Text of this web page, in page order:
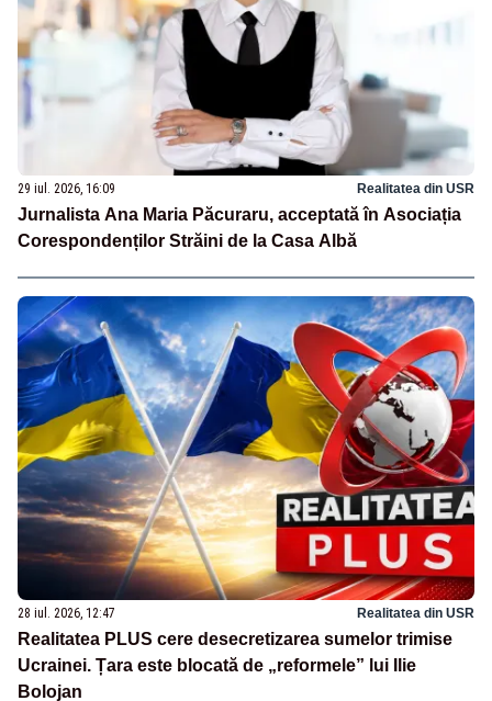
29 iul. 2026, 16:09 Realitatea din USR
Jurnalista Ana Maria Păcuraru, acceptată în Asociația
Corespondenților Străini de la Casa Albă
28 iul. 2026, 12:47 Realitatea din USR
Realitatea PLUS cere desecretizarea sumelor trimise
Ucrainei. Țara este blocată de „reformele” lui Ilie
Bolojan